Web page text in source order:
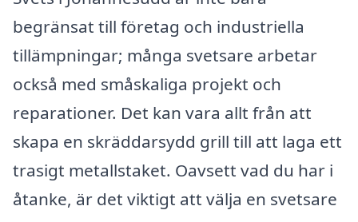
begränsat till företag och industriella
tillämpningar; många svetsare arbetar
också med småskaliga projekt och
reparationer. Det kan vara allt från att
skapa en skräddarsydd grill till att laga ett
trasigt metallstaket. Oavsett vad du har i
åtanke, är det viktigt att välja en svetsare